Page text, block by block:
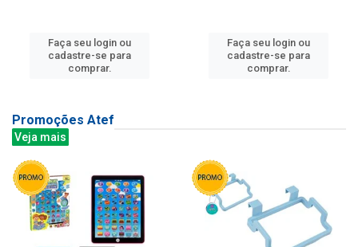
Faça seu login ou
cadastre-se para
comprar.
Faça seu login ou
cadastre-se para
comprar.
Promoções Atef
Veja mais